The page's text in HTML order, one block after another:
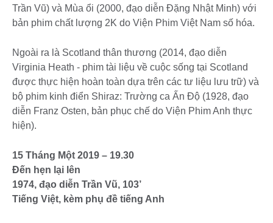
Trần Vũ) và Mùa ổi (2000, đạo diễn Đặng Nhật Minh) với
bản phim chất lượng 2K do Viện Phim Việt Nam số hóa.
Ngoài ra là Scotland thân thương (2014, đạo diễn
Virginia Heath - phim tài liệu về cuộc sống tại Scotland
được thực hiện hoàn toàn dựa trên các tư liệu lưu trữ) và
bộ phim kinh điển Shiraz: Trường ca Ấn Độ (1928, đạo
diễn Franz Osten, bản phục chế do Viện Phim Anh thực
hiện).
15 Tháng Một 2019 – 19.30
Đến hẹn lại lên
1974, đạo diễn Trần Vũ, 103’
Tiếng Việt, kèm phụ đề tiếng Anh